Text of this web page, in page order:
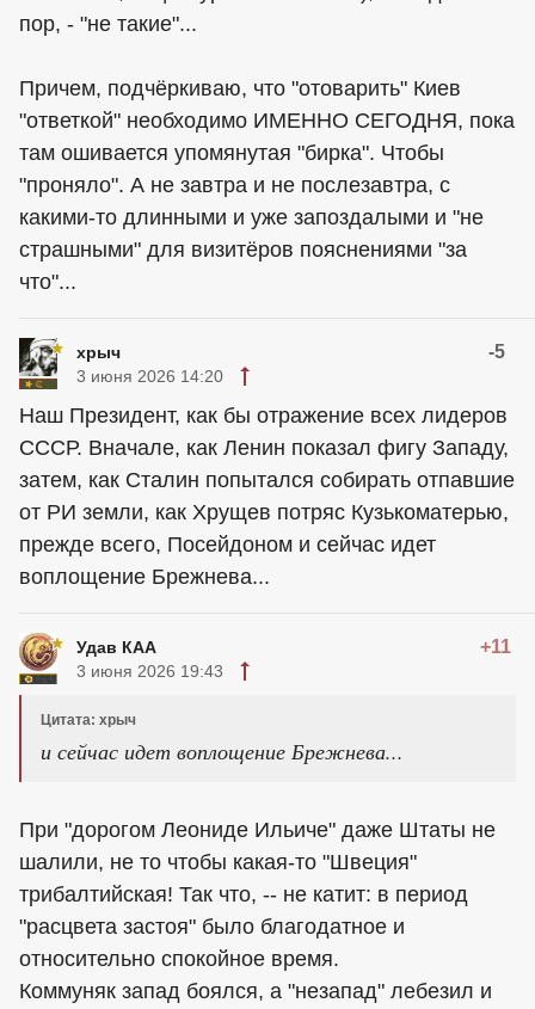
пор, - "не такие"...
Причем, подчёркиваю, что "отоварить" Киев
"ответкой" необходимо ИМЕННО СЕГОДНЯ, пока
там ошивается упомянутая "бирка". Чтобы
"проняло". А не завтра и не послезавтра, с
какими-то длинными и уже запоздалыми и "не
страшными" для визитёров пояснениями "за
что"...
хрыч -5
3 июня 2026 14:20
Наш Президент, как бы отражение всех лидеров
СССР. Вначале, как Ленин показал фигу Западу,
затем, как Сталин попытался собирать отпавшие
от РИ земли, как Хрущев потряс Кузькоматерью,
прежде всего, Посейдоном и сейчас идет
воплощение Брежнева...
Удав КАА +11
3 июня 2026 19:43
Цитата: хрыч
и сейчас идет воплощение Брежнева...
При "дорогом Леониде Ильиче" даже Штаты не
шалили, не то чтобы какая-то "Швеция"
трибалтийская! Так что, -- не катит: в период
"расцвета застоя" было благодатное и
относительно спокойное время.
Коммуняк запад боялся, а "незапад" лебезил и